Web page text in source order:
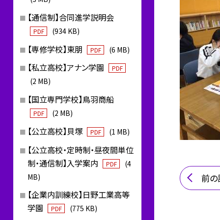
前
【通信制】合同進学説明会
PDF (934 KB)
【専修学校】東朋 PDF (6 MB)
【私立高校】アナン学園 PDF
(2 MB)
【国立専門学校】鳥羽商船
PDF (2 MB)
【公立高校】貝塚 PDF (1 MB)
【公立高校・定時制・昼夜間単位
制・通信制】入学案内
PDF
(4
MB)
【企業内訓練校】日野工業高等
学園
PDF (775 KB)